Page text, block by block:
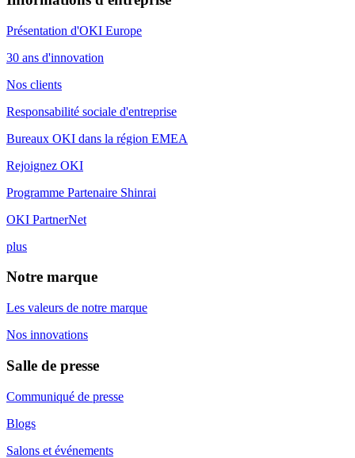
Présentation d'OKI Europe
30 ans d'innovation
Nos clients
Responsabilité sociale d'entreprise
Bureaux OKI dans la région EMEA
Rejoignez OKI
Programme Partenaire Shinrai
OKI PartnerNet
plus
Notre marque
Les valeurs de notre marque
Nos innovations
Salle de presse
Communiqué de presse
Blogs
Salons et événements